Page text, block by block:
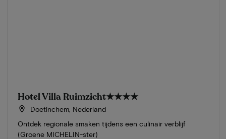
Hotel Villa Ruimzicht★★★★
Doetinchem, Nederland
Ontdek regionale smaken tijdens een culinair verblijf
(Groene MICHELIN-ster)